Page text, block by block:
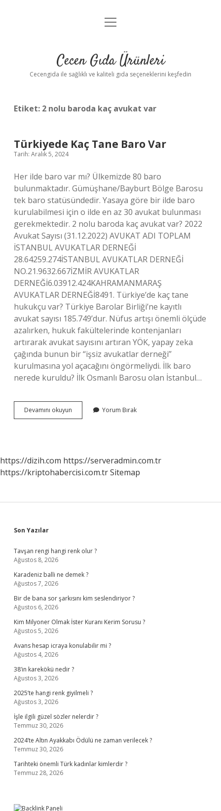
Anasayfa
Yasal Uyarı
menüyü
Cecen Gıda Ürünleri
Cecengida ile sağlıklı ve kaliteli gıda seçeneklerini keşfedin
Etiket: 2 nolu baroda kaç avukat var
Türkiyede Kaç Tane Baro Var
Tarih: Aralık 5, 2024
Her ilde baro var mı? Ülkemizde 80 baro
bulunmaktadır. Gümüşhane/Bayburt Bölge Barosu
tek baro statüsündedir. Yasaya göre bir ilde baro
kurulabilmesi için o ilde en az 30 avukat bulunması
gerekmektedir. 2 nolu baroda kaç avukat var? 2022
Avukat Sayısı (31.12.2022) AVUKAT ADI TOPLAM
İSTANBUL AVUKATLAR DERNEĞİ
28.64259.274İSTANBUL AVUKATLAR DERNEĞİ
NO.21.9632.667İZMİR AVUKATLAR
DERNEĞİ6.03912.424KAHRAMANMARAŞ
AVUKATLAR DERNEĞİ8491. Türkiye’de kaç tane
hukukçu var? Türkiye Barolar Birliği’ne kayıtlı
avukat sayısı 185.749’dur. Nüfus artışı önemli ölçüde
azalırken, hukuk fakültelerinde kontenjanları
artırarak avukat sayısını artıran YÖK, yapay zeka
çağında bunun bir “işsiz avukatlar derneği”
kurulmasına yol açacağını öngörmeliydi. İlk baro
nerede kuruldu? İlk Osmanlı Barosu olan İstanbul…
Devamını okuyun Türkiyede
Kaç
Yorum Bırak
https://dizih.com https://serveradmin.com.tr
https://kriptohabercisi.com.trSitemap
Sidebar
Son Yazılar
Tavşan rengi hangi renk olur ?
Ağustos 8, 2026
Karadeniz balli ne demek ?
Ağustos 7, 2026
Bir de bana sor şarkısını kim seslendiriyor ?
Ağustos 6, 2026
Kim Milyoner Olmak İster Kuranı Kerim Sorusu ?
Ağustos 5, 2026
Avans hesap icraya konulabilir mi ?
Ağustos 4, 2026
38’in karekökü nedir ?
Ağustos 3, 2026
2025’te hangi renk giyilmeli ?
Ağustos 3, 2026
İşle ilgili güzel sözler nelerdir ?
Temmuz 30, 2026
2024’te Altın Ayakkabı Ödülü ne zaman verilecek ?
Temmuz 30, 2026
Tarihteki önemli Türk kadınlar kimlerdir ?
Temmuz 28, 2026